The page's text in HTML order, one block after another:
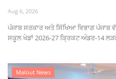
Aug 6, 2026
ਪੰਜਾਬ ਸਰਕਾਰ ਅਤੇ ਸਿੱਖਿਆ ਵਿਭਾਗ
ਸਕੂਲ ਖੇਡਾਂ 2026-27 ਕ੍ਰਿਕਟ ਅੰਡਰ-14
Malout News